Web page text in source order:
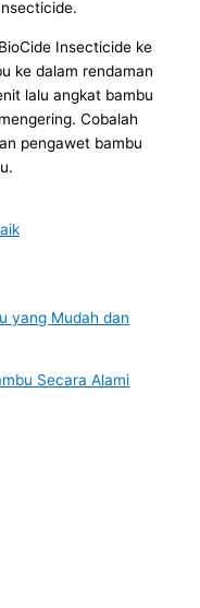
Insecticide ke
ke dalam rendaman
lalu angkat bambu
Cobalah
pengawet bambu
yang Mudah dan
Secara Alami